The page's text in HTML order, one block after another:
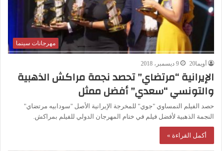
مهرجانات سينما
أويما20 9 ديسمبر، 2018
الإيرانية “مرتضاي” تحصد نجمة مراكش الذهبية
والتونسي “سعدي” أفضل ممثل
حصد الفيلم النمساوي "جوي" للمخرجة الإيرانية الأصل "سودابيه مرتضاي"
النجمة الذهبية لأفضل فيلم في ختام المهرجان الدولي للفيلم بمراكش.
أكمل القراءة »